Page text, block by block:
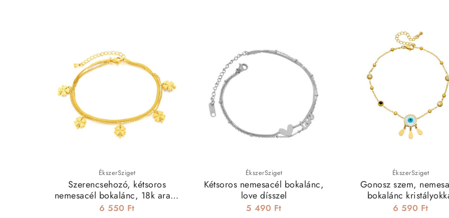
ÉkszerSziget
Szerencsehozó, kétsoros
nemesacél bokalánc, 18k arany
bevonattal
6 550 Ft
ÉkszerSziget
Kétsoros nemesacél bokalánc,
love dísszel
5 490 Ft
ÉkszerSziget
Gonosz szem,
bokalánc
6 590 Ft